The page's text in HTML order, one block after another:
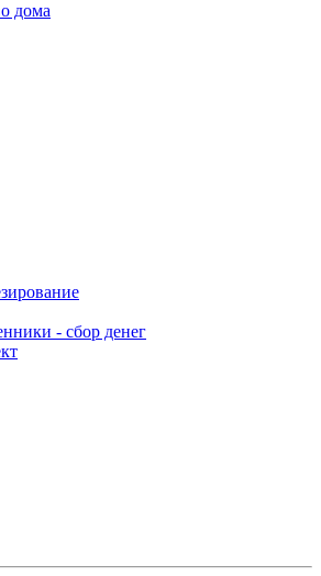
дома
- сбор денег